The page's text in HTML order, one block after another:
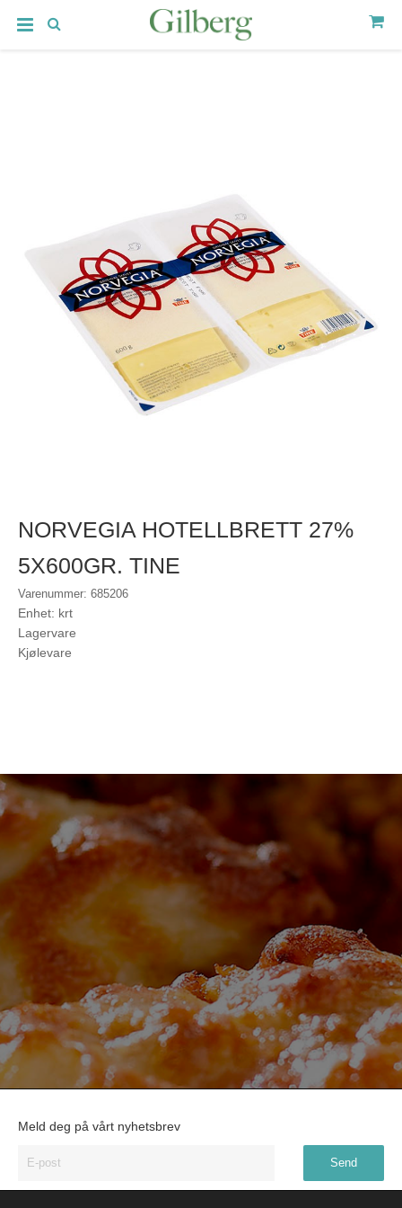
NORVEGIA HOTELLBRETT 27%
5X600GR. TINE
Varenummer: 685206
Enhet: krt
Lagervare
Kjølevare
Meld deg på vårt nyhetsbrev